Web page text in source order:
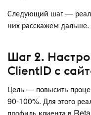
Следующий шаг —
них расскажем дальше.
Шаг 2.
ClientID с
Цель — повысить
90-100%. Для этого